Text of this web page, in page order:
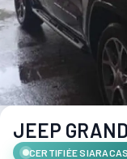
JEEP
CERTIFIÉE